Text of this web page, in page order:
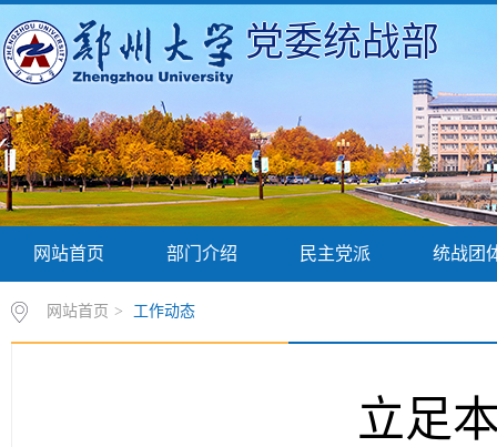
党委统战部
网站首页 部门介绍 民主党派 统战团
网站首页 > 工作动态
立足